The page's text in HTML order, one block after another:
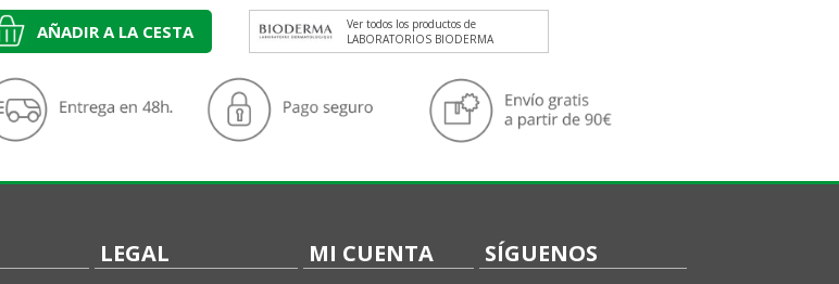
AÑADIR A LA CESTA
Ver todos los productos de
LABORATORIOS BIODERMA
LEGAL MI CUENTA SÍGUENOS